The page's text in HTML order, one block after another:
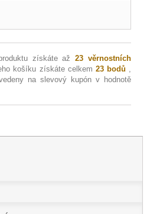
získáte až23 věrnostních
košíku získáte celkem 23bodů ,
na slevový kupón v hodnotě